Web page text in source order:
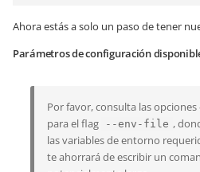
Ahora estás a solo un paso de tener
Parámetros de configuración
Por favor, consulta las
para el flag
--env-file ,
las variables de entorno
te ahorrará de escribir un